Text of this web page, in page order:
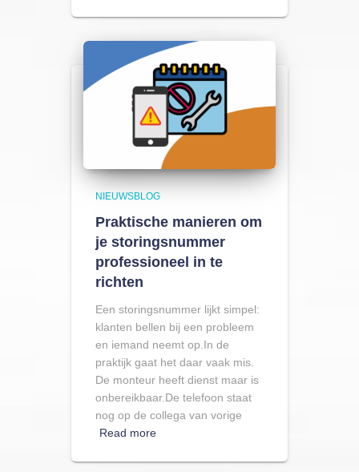
NIEUWSBLOG
Praktische manieren om
je storingsnummer
professioneel in te
richten
Een storingsnummer lijkt simpel:
klanten bellen bij een probleem
en iemand neemt op.In de
praktijk gaat het daar vaak mis.
De monteur heeft dienst maar is
onbereikbaar.De telefoon staat
nog op de collega van vorige
Read more